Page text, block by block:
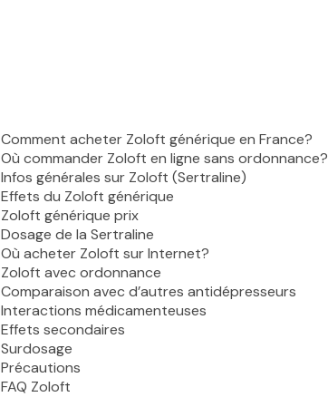
Comment acheter Zoloft générique en France?
Où commander Zoloft en ligne sans ordonnance?
Infos générales sur Zoloft (Sertraline)
Effets du Zoloft générique
Zoloft générique prix
Dosage de la Sertraline
Où acheter Zoloft sur Internet?
Zoloft avec ordonnance
Comparaison avec d’autres antidépresseurs
Interactions médicamenteuses
Effets secondaires
Surdosage
Précautions
FAQ Zoloft